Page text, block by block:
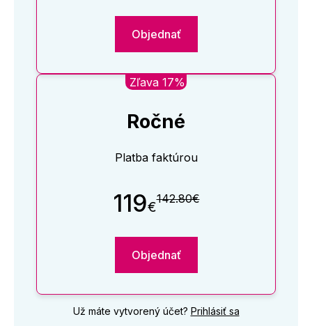
Objednať
Zľava 17%
Ročné
Platba faktúrou
119€142.80€
Objednať
Už máte vytvorený účet? Prihlásiť sa